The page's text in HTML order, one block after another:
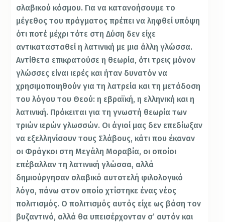
σλαβικού κόσμου. Για να κατανοήσουμε το
μέγεθος του πράγματος πρέπει να ληφθεί υπόψη
ότι ποτέ μέχρι τότε στη Δύση δεν είχε
αντικατασταθεί η λατινική με μια άλλη γλώσσα.
Αντίθετα επικρατούσε η θεωρία, ότι τρεις μόνον
γλώσσες είναι ιερές και ήταν δυνατόν να
χρησιμοποιηθούν για τη λατρεία και τη μετάδοση
του λόγου του Θεού: η εβραϊκή, η ελληνική και η
λατινική. Πρόκειται για τη γνωστή θεωρία των
τριών ιερών γλωσσών. Οι άγιοί μας δεν επεδίωξαν
να εξελληνίσουν τους Σλάβους, κάτι που έκαναν
οι Φράγκοι στη Μεγάλη Μοραβία, οι οποίοι
επέβαλλαν τη λατινική γλώσσα, αλλά
δημιούργησαν σλαβικό αυτοτελή φιλολογικό
λόγο, πάνω στον οποίο χτίστηκε ένας νέος
πολιτισμός. Ο πολιτισμός αυτός είχε ως βάση τον
βυζαντινό, αλλά θα υπεισέρχονταν σ’ αυτόν και